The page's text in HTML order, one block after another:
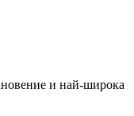
и най-широка